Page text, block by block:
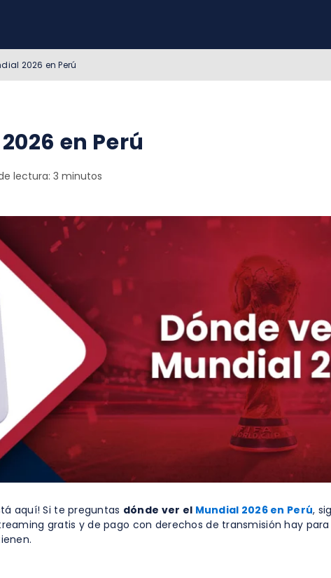
2026 en Perú
en Perú
lectura: 3 minutos
aquí! Si te preguntas dónde ver el Mundial 2026 en Perú,
gratis y de pago con derechos de transmisión hay para